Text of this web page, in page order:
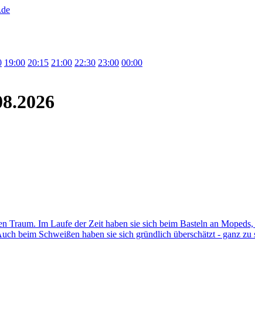
19:00 20:15 21:00 22:30 23:00 00:00
Im Laufe der Zeit haben sie sich beim Basteln an
beim Schweißen haben sie sich gründlich überschätzt - ganz